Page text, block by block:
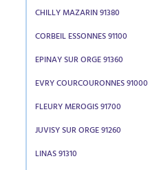
CHILLY MAZARIN 91380
CORBEIL ESSONNES 91100
EPINAY SUR ORGE 91360
EVRY COURCOURONNES 91000
FLEURY MEROGIS 91700
JUVISY SUR ORGE 91260
LINAS 91310